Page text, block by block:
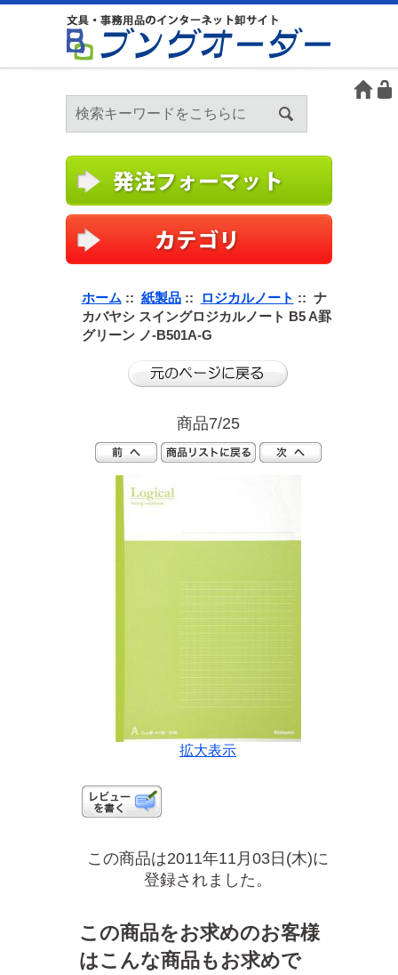
ホーム :: 紙製品:: ロジカルノート :: ナ
カバヤシ スイングロジカルノート B5 A罫
グリーン ノ-B501A-G
商品7/25
拡大表示
この商品は2011年11月03日(木)に
登録されました。
この商品をお求めのお客様
はこんな商品もお求めで